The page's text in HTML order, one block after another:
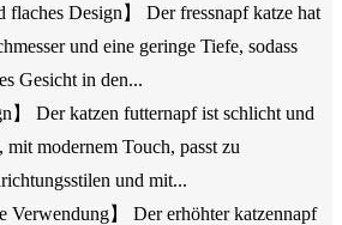
flaches Design】 Der fressnapf katze hat
und eine geringe Tiefe, sodass
Gesicht in den...
】 Der katzen futternapf ist schlicht und
mit modernem Touch, passt zu
und mit...
Verwendung】 Der erhöhter katzennapf